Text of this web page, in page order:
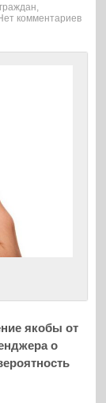
комментариев
якобы от
о